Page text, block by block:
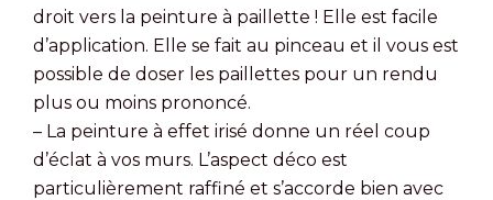
droit vers la peinture à paillette ! Elle est facile
d’application. Elle se fait au pinceau et il vous est
possible de doser les paillettes pour un rendu
plus ou moins prononcé.
– La peinture à effet irisé donne un réel coup
d’éclat à vos murs. L’aspect déco est
particulièrement raffiné et s’accorde bien avec